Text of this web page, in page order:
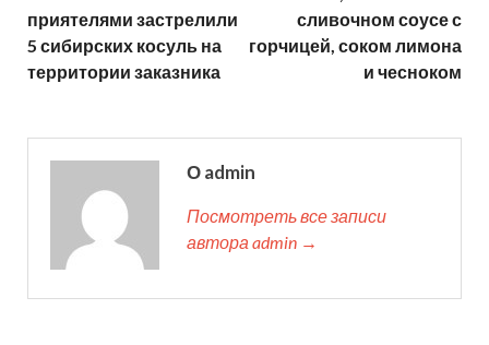
приятелями застрелили
5 сибирских косуль на
территории заказника
сливочном соусе с
горчицей, соком лимона
и чесноком
О admin
Посмотреть все записи
автора admin →